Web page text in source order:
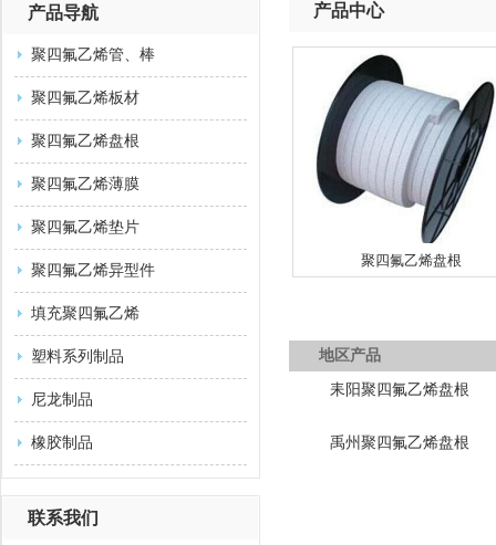
产品导航
聚四氟乙烯管、棒
聚四氟乙烯板材
聚四氟乙烯盘根
聚四氟乙烯薄膜
聚四氟乙烯垫片
聚四氟乙烯异型件
填充聚四氟乙烯
塑料系列制品
尼龙制品
橡胶制品
联系我们
产品中心
聚四氟乙烯盘根
地区产品
耒阳聚四氟乙烯盘根
禹州聚四氟乙烯盘根